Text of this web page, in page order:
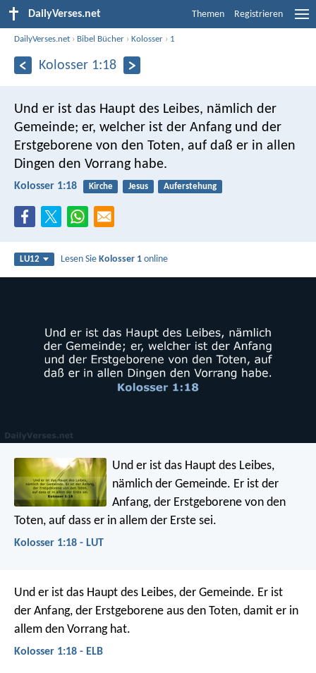
DailyVerses.net Themen Registrieren
DailyVerses.net › Bibel Bücher ›Kolosser › 1
Kolosser 1:18
Und er ist das Haupt des Leibes, nämlich der
Gemeinde; er, welcher ist der Anfang und der
Erstgeborene von den Toten, auf daß er in allen
Dingen den Vorrang habe.
Kolosser 1:18 Kirche Jesus Auferstehung
LU12 Lesen SieKolosser 1 online
Und er ist das Haupt des Leibes,
nämlich der Gemeinde. Er ist der
Anfang, der Erstgeborene von den
Toten, auf dass er in allem der Erste sei.
Kolosser 1:18 - LUT
Und er ist das Haupt des Leibes, der Gemeinde. Er ist
der Anfang, der Erstgeborene aus den Toten, damit er in
allem den Vorrang hat.
Kolosser 1:18 - ELB